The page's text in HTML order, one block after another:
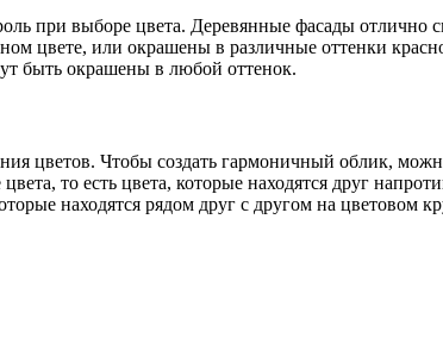
при выборе цвета. Деревянные фасады отлично
цвете, или окрашены в различные оттенки
быть окрашены в любой оттенок.
цветов. Чтобы создать гармоничный облик,
то есть цвета, которые находятся друг
находятся рядом друг с другом на